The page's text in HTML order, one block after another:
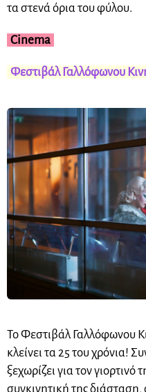
τα στενά όρια του φύλου.
Cinema
Φεστιβάλ Γαλλόφωνου
Το Φεστιβάλ Γαλλόφωνου
κλείνει τα 25 του χρόνια!
ξεχωρίζει για τον
συγκινητική της